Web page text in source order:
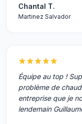
Chantal T.
Martinez Salvador
Équipe au top !
problème de
entreprise que je
lendemain